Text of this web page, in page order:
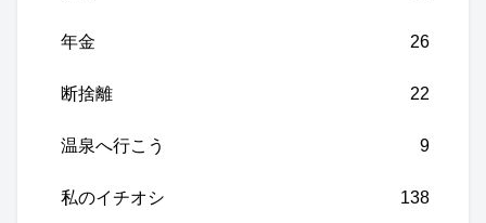
年金 26
断捨離 22
温泉へ行こう 9
私のイチオシ 138